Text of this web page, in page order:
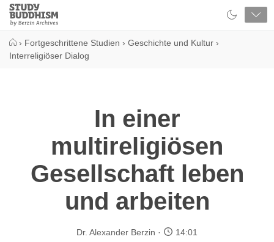
Close
Study
Buddhism
› Fortgeschrittene Studien › Geschichte und Kultur ›
Interreligiöser Dialog
In einer
multireligiösen
Gesellschaft leben
und arbeiten
Dr. Alexander Berzin 14:01